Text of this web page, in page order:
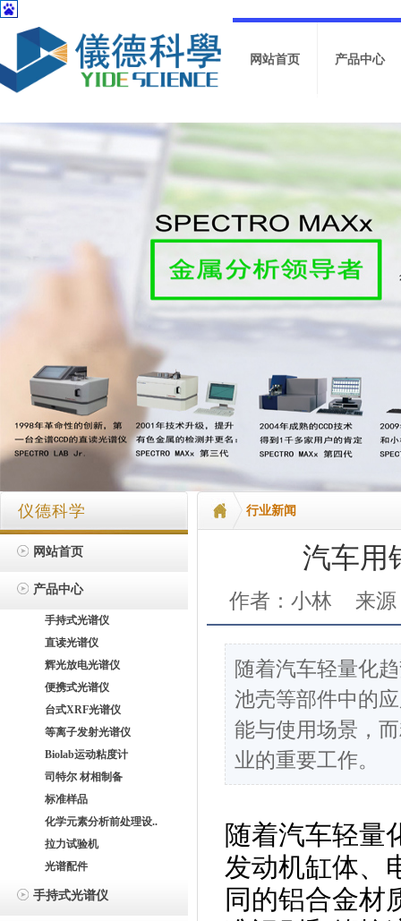
网站首页 产品中心
仪德科学
网站首页
产品中心
手持式光谱仪
直读光谱仪
辉光放电光谱仪
便携式光谱仪
台式XRF光谱仪
等离子发射光谱仪
Biolab运动粘度计
司特尔 材相制备
标准样品
化学元素分析前处理设..
拉力试验机
光谱配件
手持式光谱仪
行业新闻
汽车用
作者：小林 来
随着汽车轻量化
池壳等部件中的
能与使用场景，
业的重要工作。
随着汽车轻量
发动机缸体、
同的铝合金材